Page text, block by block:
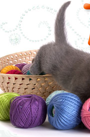
Перейти к основному